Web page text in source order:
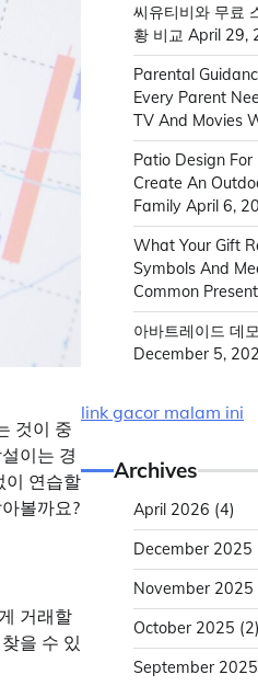
것이 중
이는 경
이 연습할
볼까요?
거래할
을 수 있
씨유티비와 무료
황 비교 April 29,
Parental
Every Parent
TV And Movies
Patio Design
Create An
Family April 6,
What Your Gift
Symbols And
Common
아바트레이드 데
December 5,
link gacor malam ini
Archives
April 2026 (4)
December 2025
November 2025
October 2025 (2)
September 2025